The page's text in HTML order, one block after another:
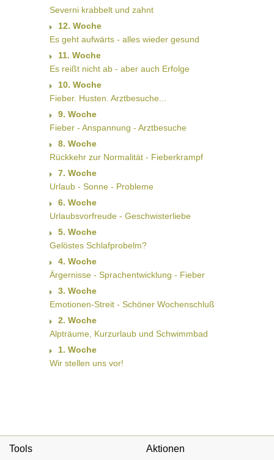
Severni krabbelt und zahnt
12. Woche
Es geht aufwärts - alles wieder gesund
11. Woche
Es reißt nicht ab - aber auch Erfolge
10. Woche
Fieber. Husten. Arztbesuche...
9. Woche
Fieber - Anspannung - Arztbesuche
8. Woche
Rückkehr zur Normalität - Fieberkrampf
7. Woche
Urlaub - Sonne - Probleme
6. Woche
Urlaubsvorfreude - Geschwisterliebe
5. Woche
Gelöstes Schlafprobelm?
4. Woche
Ärgernisse - Sprachentwicklung - Fieber
3. Woche
Emotionen-Streit - Schöner Wochenschluß
2. Woche
Alpträume, Kurzurlaub und Schwimmbad
1. Woche
Wir stellen uns vor!
Tools Aktionen